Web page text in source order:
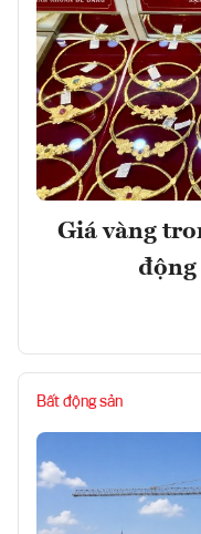
Giá vàng
Bất động sản